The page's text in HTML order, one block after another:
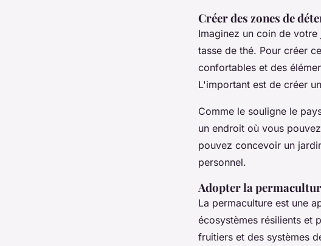
Créer des zones de
Imaginez un coin de
tasse de thé. Pour créer
confortables et des
L'important est de créer
Comme le souligne le
un endroit où vous
pouvez concevoir un
personnel.
Adopter la
La permaculture est une
écosystèmes résilients et
fruitiers et des systèmes